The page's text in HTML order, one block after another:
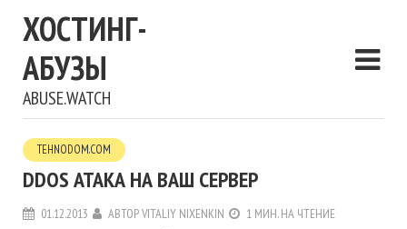
ХОСТИНГ-
АБУЗЫ
ABUSE.WATCH
TEHNODOM.COM
DDOS АТАКА НА ВАШ СЕРВЕР
01.12.2013 АВТОРVITALIY NIXENKIN
1 МИН. НА ЧТЕНИЕ